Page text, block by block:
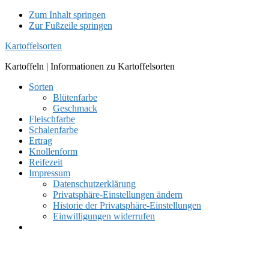
Zum Inhalt springen
Zur Fußzeile springen
Kartoffelsorten
Kartoffeln | Informationen zu Kartoffelsorten
Sorten
Blütenfarbe
Geschmack
Fleischfarbe
Schalenfarbe
Ertrag
Knollenform
Reifezeit
Impressum
Datenschutzerklärung
Privatsphäre-Einstellungen ändern
Historie der Privatsphäre-Einstellungen
Einwilligungen widerrufen